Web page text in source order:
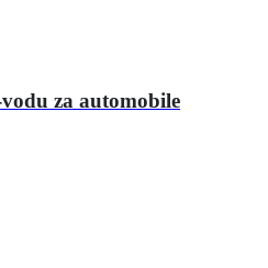
za automobile